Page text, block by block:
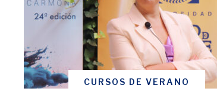
CURSOS DE VERANO